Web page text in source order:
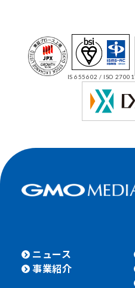
IS 655602 / ISO 27001
ニュース
事業紹介